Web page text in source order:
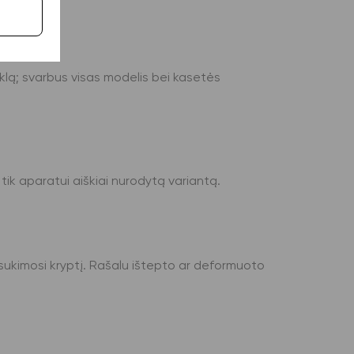
svarbus visas modelis bei kasetės
tik aparatui aiškiai nurodytą variantą.
kryptį. Rašalu ištepto ar deformuoto